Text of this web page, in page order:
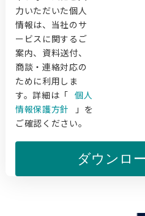
力いただいた個人
情報は、当社のサ
ービスに関するご
案内、資料送付、
商談・連絡対応の
ために利用しま
す。詳細は「 個人
情報保護方針
」を
ご確認ください。
ダウンロ